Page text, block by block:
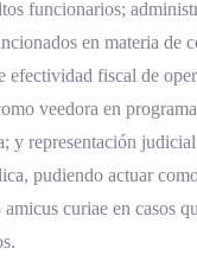
funcionarios;
en materia de
efectividad fiscal de
veedora en
y representación
pudiendo actuar
curiae en casos